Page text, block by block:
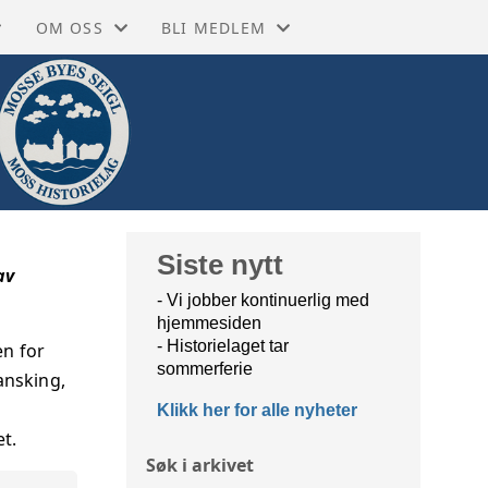
FACEBOOK
MOSS
RYGGE
MOSS
OM OSS
GRASROTANDEL
MOSS HISTORIELAG
NETTBUTIKK
VÅRE ÆRESMEDLEMMER
ÅRSMELDINGER
BLI MEDLEM
for
Siste nytt
- Vi jobber kontinuerlig med
hjemmesiden
- Historielaget tar
sommerferie
Klikk her for alle nyheter
Søk i arkivet